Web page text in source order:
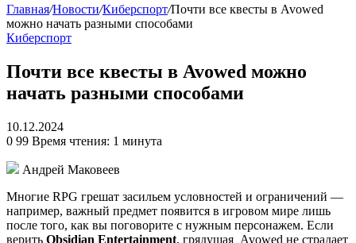
Главная/Новости/Киберспорт/Почти все квесты в Avowed
можно начать разными способами
Киберспорт
Почти все квесты в Avowed можно
начать разными способами
10.12.2024
0 99 Время чтения: 1 минута
Андрей Маковеев
Многие RPG грешат засильем условностей и ограничений —
например, важный предмет появится в игровом мире лишь
после того, как вы поговорите с нужным персонажем. Если
верить Obsidian Entertainment, грядущая Avowed не страдает